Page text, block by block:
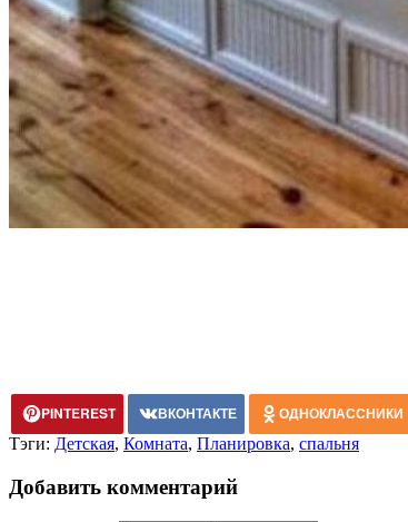
PINTEREST ВКОНТАКТЕ ОДНОКЛАССНИКИ
Тэги: Детская, Комната, Планировка, спальня
Добавить комментарий